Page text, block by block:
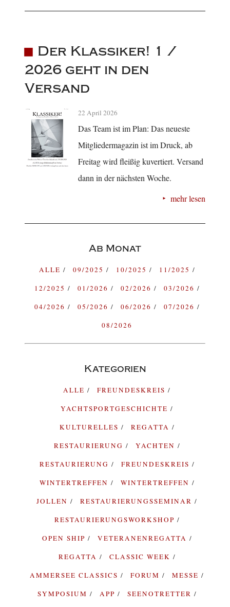
Der Klassiker! 1 /
2026 geht in den
Versand
22 April 2026
Das Team ist im Plan: Das neueste
Mitgliedermagazin ist im Druck, ab
Freitag wird fleißig kuvertiert. Versand
dann in der nächsten Woche.
mehr lesen
Ab Monat
ALLE 09/2025 10/2025
11/2025
12/2025
01/2026 02/2026
03/2026
04/2026
05/2026 06/2026
07/2026
08/2026
Kategorien
ALLE
FREUNDESKREIS
YACHTSPORTGESCHICHTE
KULTURELLES
REGATTA
RESTAURIERUNG
YACHTEN
RESTAURIERUNG
FREUNDESKREIS
WINTERTREFFEN
WINTERTREFFEN
JOLLEN
RESTAURIERUNGSSEMINAR
RESTAURIERUNGSWORKSHOP
OPEN SHIP
VETERANENREGATTA
REGATTA
CLASSIC WEEK
AMMERSEE CLASSICS
FORUM
MESSE
SYMPOSIUM
APP
SEENOTRETTER